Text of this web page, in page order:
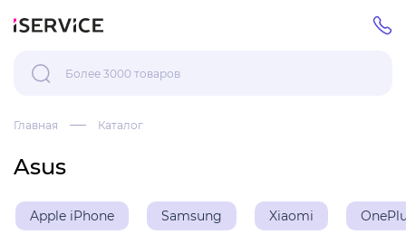
Главная Каталог
Asus
Apple iPhone Samsung Xiaomi